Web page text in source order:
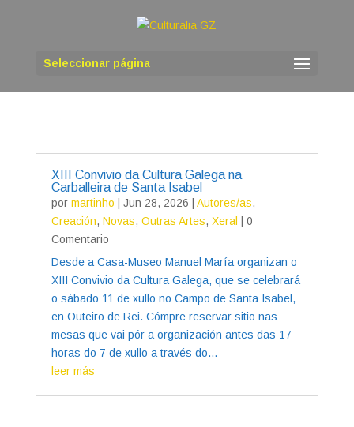
Seleccionar página
XIII Convivio da Cultura Galega na
Carballeira de Santa Isabel
por martinho Jun 28, 2026 Autores/as,
Creación, Novas, Outras Artes, Xeral
| 0
Comentario
Desde a Casa-Museo Manuel María organizan o
XIII Convivio da Cultura Galega, que se celebrará
o sábado 11 de xullo no Campo de Santa Isabel,
en Outeiro de Rei. Cómpre reservar sitio nas
mesas que vai pór a organización antes das 17
horas do 7 de xullo a través do...
leer más